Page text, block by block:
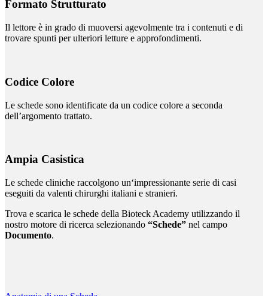
Formato Strutturato
Il lettore è in grado di muoversi agevolmente tra i contenuti e di
trovare spunti per ulteriori letture e approfondimenti.
Codice Colore
Le schede sono identificate da un codice colore a seconda
dell’argomento trattato.
Ampia Casistica
Le schede cliniche raccolgono un‘impressionante serie di casi
eseguiti da valenti chirurghi italiani e stranieri.
Trova e scarica le schede della Bioteck Academy utilizzando il
nostro motore di ricerca selezionando “Schede” nel campo
Documento.